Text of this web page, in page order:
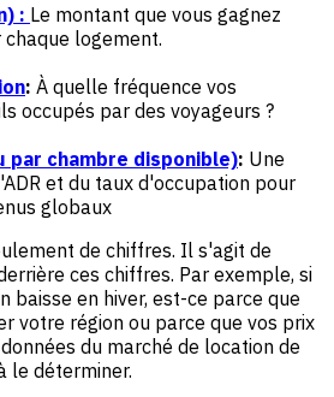
: Le montant que vous gagnez
logement.
: À quelle fréquence vos
occupés par des voyageurs ?
par chambre disponible): Une
et du taux d'occupation pour
globaux
de chiffres. Il s'agit de
ces chiffres. Par exemple, si
baisse en hiver, est-ce parce que
votre région ou parce que vos prix
du marché de location de
le déterminer.